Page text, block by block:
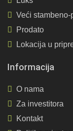
Veći
Prodato
Lokacija u
Informacija
O nama
Za investitora
Kontakt